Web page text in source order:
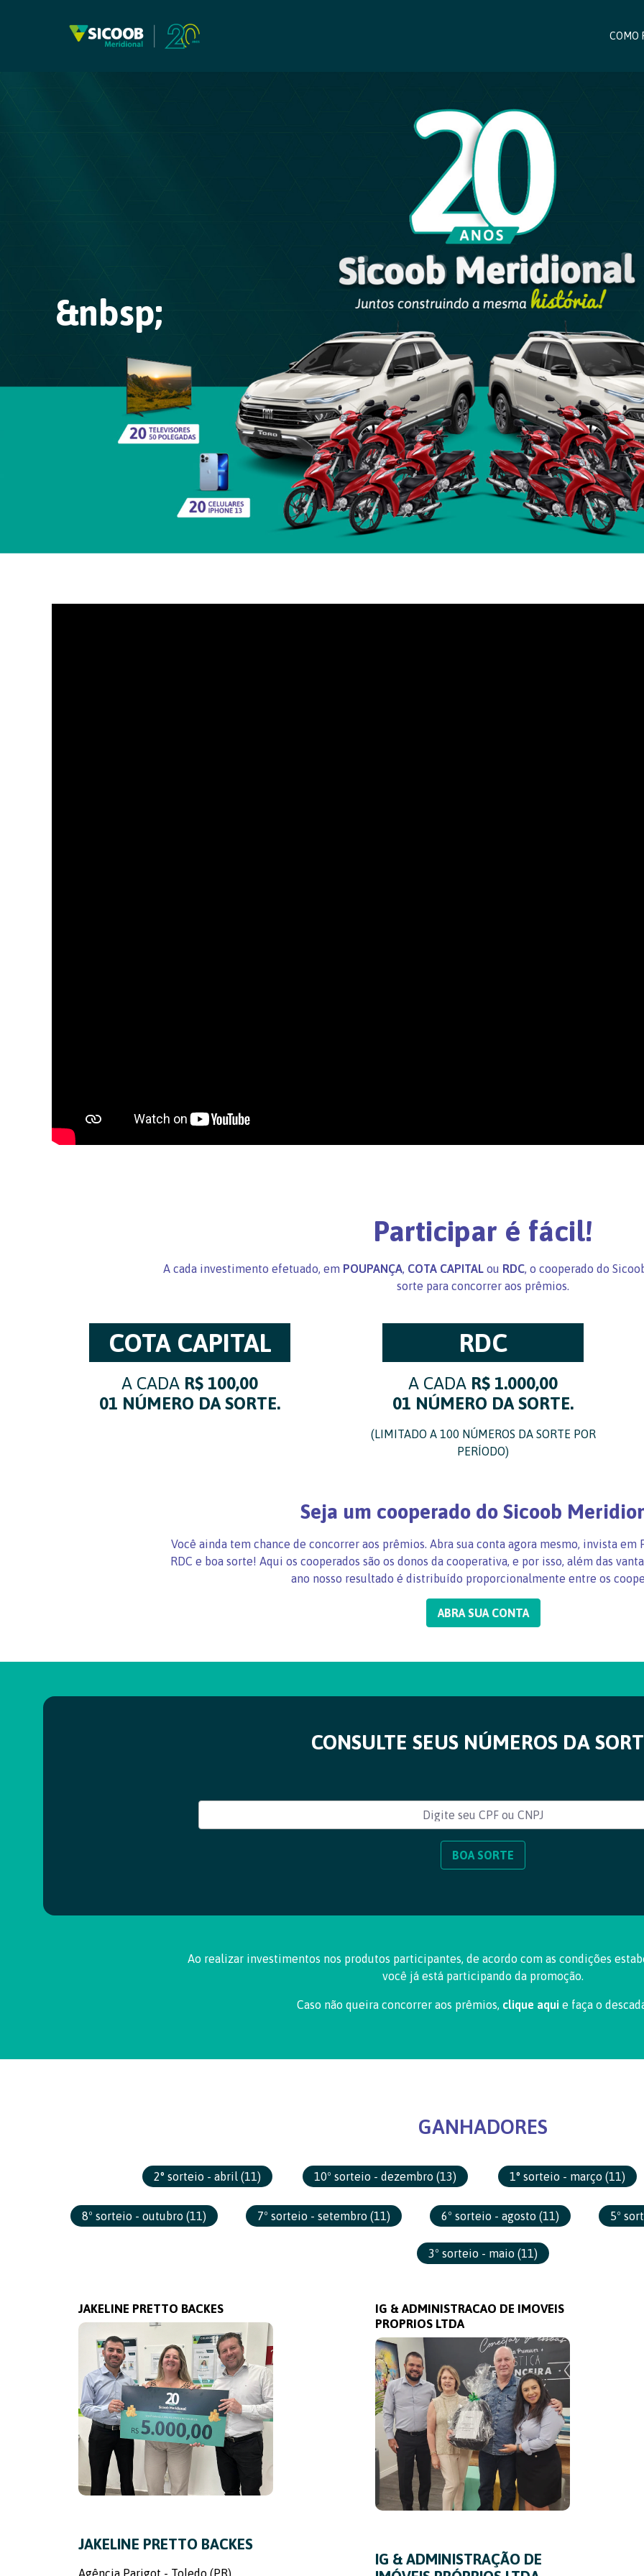
COMO
COMO
&nbsp;
Participar é fácil!
A cada investimento efetuado, em POUPANÇA, COTA CAPITAL ou RDC, o cooperado do
sorte para concorrer aos prêmios.
COTA CAPITAL
A CADA R$ 100,00
01 NÚMERO DA SORTE.
RDC
A CADA R$ 1.000,00
01 NÚMERO DA SORTE.
(LIMITADO A 100 NÚMEROS DA SORTE POR
PERÍODO)
Seja um cooperado do Sicoob
Você ainda tem chance de concorrer aos prêmios. Abra sua conta agora mesmo, invista em
RDC e boa sorte! Aqui os cooperados são os donos da cooperativa, e por isso, além das
ano nosso resultado é distribuído proporcionalmente entre os
ABRA SUA CONTA
CONSULTE SEUS NÚMEROS DA
BOA SORTE
Ao realizar investimentos nos produtos participantes, de acordo com as condições
você já está participando da promoção.
Caso não queira concorrer aos prêmios, clique aqui e faça o
GANHADORES
2° sorteio - abril(11) 10º sorteio - dezembro (13) 1° sorteio - março (11)
8º sorteio - outubro (11) 7º sorteio - setembro (11) 6º sorteio - agosto (11) 5º
3º sorteio - maio (11)
JAKELINE PRETTO BACKES
JAKELINE PRETTO BACKES
Agência Parigot - Toledo (PR)
IG & ADMINISTRACAO DE IMOVEIS
PROPRIOS LTDA
IG & ADMINISTRAÇÃO DE